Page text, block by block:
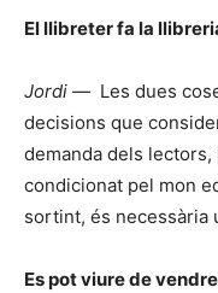
El llibreter fa la
Jordi — Les dues
decisions que
demanda dels
condicionat pel mon
sortint, és necessària
Es pot viure de